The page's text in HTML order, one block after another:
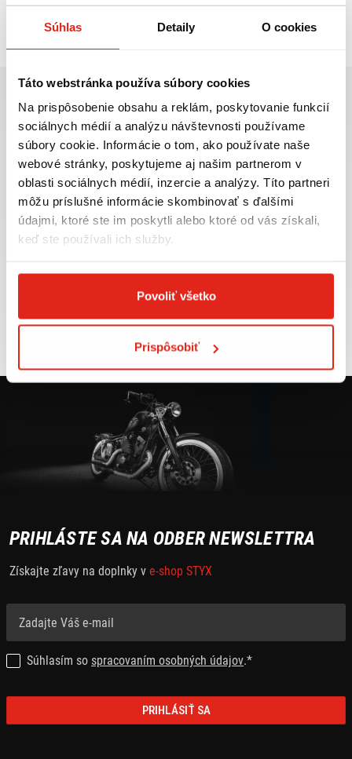
Súhlas Detaily O cookies
Táto webstránka používa súbory cookies
Na prispôsobenie obsahu a reklám, poskytovanie funkcií
sociálnych médií a analýzu návštevnosti používame
súbory cookie. Informácie o tom, ako používate naše
webové stránky, poskytujeme aj našim partnerom v
oblasti sociálnych médií, inzercie a analýzy. Títo partneri
môžu príslušné informácie skombinovať s ďalšími
údajmi, ktoré ste im poskytli alebo ktoré od vás získali,
keď ste používali ich služby.
Povoliť všetko
Prispôsobiť
Najväčší výber moto
príslušenstva ihneď k
odberu
Doprava ZADARMO pre
objednávky nad 50€ v rámci
SR
PRIHLÁSTE SA NA ODBER NEWSLETTRA
Získajte zľavy na doplnky v e-shop STYX
Súhlasím so spracovaním osobných údajov.*
PRIHLÁSIŤ SA